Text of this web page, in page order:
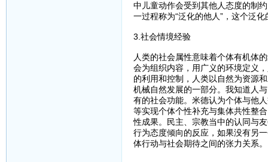
中儿童动作会受到其他人态度的制
一过程称为“泛化的他人”，这个泛
3.社会情境经验
人类的社会属性意味着个体有机体
会为组织内容，用广义的环境定义
的利用和控制，人类以自然为资源
机械自然发展的一部分。我知道人
有的社会功能。米德认为个体与他
等实现个体个性补充与集体共性整
性成果。民主、宗教当中的认同与
行为态度倾向的反应，如果没有另
体行动与社会期待之间的张力关系。